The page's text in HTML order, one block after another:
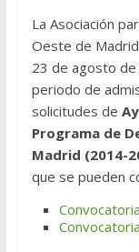
La Asociación
Oeste de
23 de agosto de
periodo de
solicitudes de
Programa de
Madrid (2014-
que se pueden